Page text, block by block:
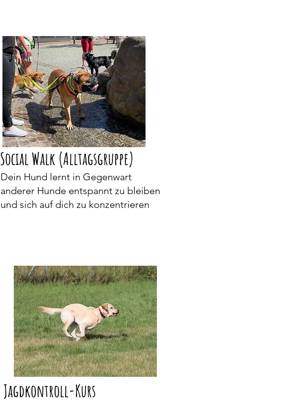
Social Walk (Alltagsgruppe)
Dein Hund lernt in Gegenwart
anderer Hunde entspannt zu bleiben
und sich auf dich zu konzentrieren
Jagdkontroll-Kurs